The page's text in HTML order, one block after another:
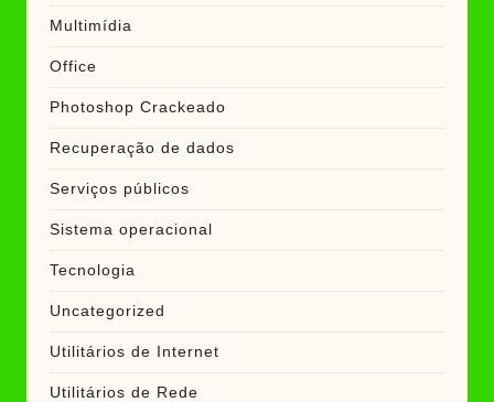
Multimídia
Office
Photoshop Crackeado
Recuperação de dados
Serviços públicos
Sistema operacional
Tecnologia
Uncategorized
Utilitários de Internet
Utilitários de Rede